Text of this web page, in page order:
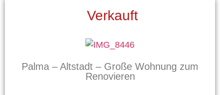
Verkauft
Palma – Altstadt – Große Wohnung zum
Renovieren